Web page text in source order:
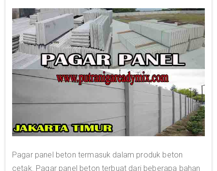
Pagar panel beton termasuk dalam produk beton
cetak. Pagar panel beton terbuat dari beberapa bahan